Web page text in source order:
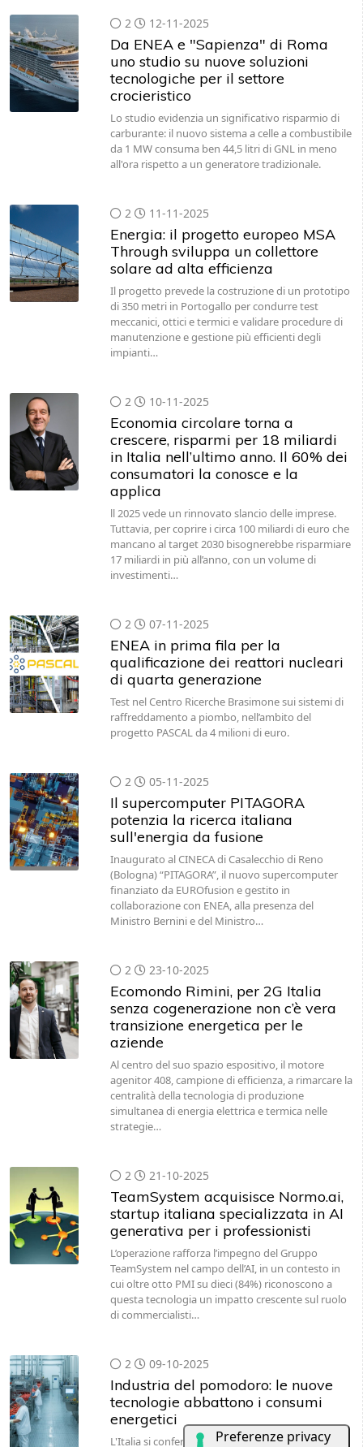
2 12-11-2025
Da ENEA e "Sapienza" di Roma
uno studio su nuove soluzioni
tecnologiche per il settore
crocieristico
Lo studio evidenzia un significativo risparmio di
carburante: il nuovo sistema a celle a combustibile
da 1 MW consuma ben 44,5 litri di GNL in meno
all'ora rispetto a un generatore tradizionale.
2 11-11-2025
Energia: il progetto europeo MSA
Through sviluppa un collettore
solare ad alta efficienza
Il progetto prevede la costruzione di un prototipo
di 350 metri in Portogallo per condurre test
meccanici, ottici e termici e validare procedure di
manutenzione e gestione più efficienti degli
impianti…
2 10-11-2025
Economia circolare torna a
crescere, risparmi per 18 miliardi
in Italia nell’ultimo anno. Il 60% dei
consumatori la conosce e la
applica
ll 2025 vede un rinnovato slancio delle imprese.
Tuttavia, per coprire i circa 100 miliardi di euro che
mancano al target 2030 bisognerebbe risparmiare
17 miliardi in più all’anno, con un volume di
investimenti…
2 07-11-2025
ENEA in prima fila per la
qualificazione dei reattori nucleari
di quarta generazione
Test nel Centro Ricerche Brasimone sui sistemi di
raffreddamento a piombo, nell’ambito del
progetto PASCAL da 4 milioni di euro.
2 05-11-2025
Il supercomputer PITAGORA
potenzia la ricerca italiana
sull'energia da fusione
Inaugurato al CINECA di Casalecchio di Reno
(Bologna) “PITAGORA”, il nuovo supercomputer
finanziato da EUROfusion e gestito in
collaborazione con ENEA, alla presenza del
Ministro Bernini e del Ministro…
2 23-10-2025
Ecomondo Rimini, per 2G Italia
senza cogenerazione non c’è vera
transizione energetica per le
aziende
Al centro del suo spazio espositivo, il motore
agenitor 408, campione di efficienza, a rimarcare la
centralità della tecnologia di produzione
simultanea di energia elettrica e termica nelle
strategie…
2 21-10-2025
TeamSystem acquisisce Normo.ai,
startup italiana specializzata in AI
generativa per i professionisti
L’operazione rafforza l’impegno del Gruppo
TeamSystem nel campo dell’AI, in un contesto in
cui oltre otto PMI su dieci (84%) riconoscono a
questa tecnologia un impatto crescente sul ruolo
di commercialisti…
2 09-10-2025
Industria del pomodoro: le nuove
tecnologie abbattono i consumi
energetici
L'Italia si conferma il terzo produttore mondiale di